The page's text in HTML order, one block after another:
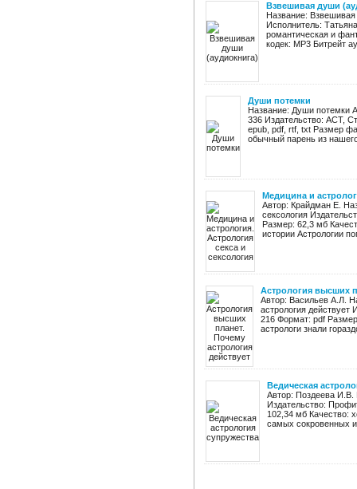
Взвешивая души
Название:
Исполнитель:
романтическая и
кодек: MP3 Битрейт
Души потемки
Название: Души потемки
336 Издательство: АСТ,
epub, pdf, rtf, txt Размер
обычный парень из
Медицина и
Автор: Крайдман Е.
сексология
Размер: 62,3 мб
истории Астрологии
Астрология высших
Автор: Васильев А.Л.
астрология действует
216 Формат: pdf
астрологи знали
Ведическая
Автор: Поздеева И.В.
Издательство:
102,34 мб Качество:
самых сокровенных